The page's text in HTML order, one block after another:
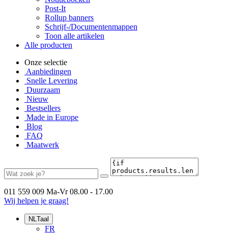
Post-It
Rollup banners
Schrijf-/Documentenmappen
Toon alle artikelen
Alle producten
Onze selectie
Aanbiedingen
Snelle Levering
Duurzaam
Nieuw
Bestsellers
Made in Europe
Blog
FAQ
Maatwerk
011 559 009 Ma-Vr 08.00 - 17.00
Wij helpen je graag!
NLTaal
FR